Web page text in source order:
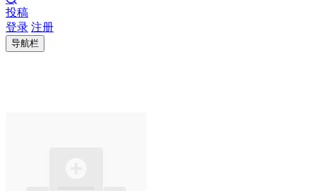
投稿
登录 注册
导航栏